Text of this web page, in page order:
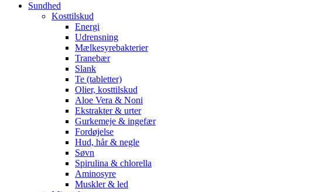
Sundhed
Kosttilskud
Energi
Udrensning
Mælkesyrebakterier
Tranebær
Slank
Te (tabletter)
Olier, kosttilskud
Aloe Vera & Noni
Ekstrakter & urter
Gurkemeje & ingefær
Fordøjelse
Hud, hår & negle
Søvn
Spirulina & chlorella
Aminosyre
Muskler & led